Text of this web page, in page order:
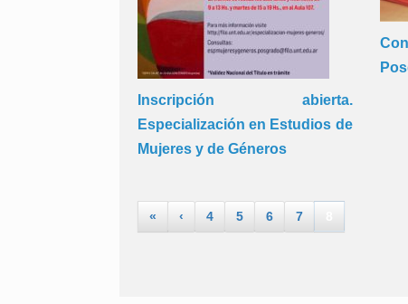
Inscripción abierta.
Especialización en Estudios de
Mujeres y de Géneros
« ‹ 4 5 6 7